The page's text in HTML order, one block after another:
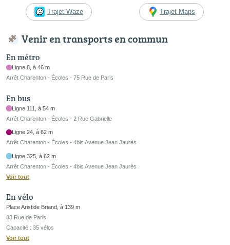
Trajet Waze Trajet Maps
Venir en transports en commun
En métro
Ligne 8, à 46 m
Arrêt Charenton - Écoles - 75 Rue de Paris
En bus
Ligne 111, à 54 m
Arrêt Charenton - Écoles - 2 Rue Gabrielle
Ligne 24, à 62 m
Arrêt Charenton - Écoles - 4bis Avenue Jean Jaurès
Ligne 325, à 62 m
Arrêt Charenton - Écoles - 4bis Avenue Jean Jaurès
Voir tout
En vélo
Place Aristide Briand, à 139 m
83 Rue de Paris
Capacité : 35 vélos
Voir tout